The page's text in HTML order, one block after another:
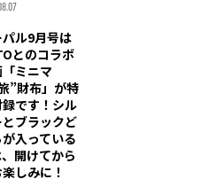
パル9月号は
とのコラボ
ミニマ
”財布」が特
です！シル
ブラックど
入っている
開けてから
しみに！